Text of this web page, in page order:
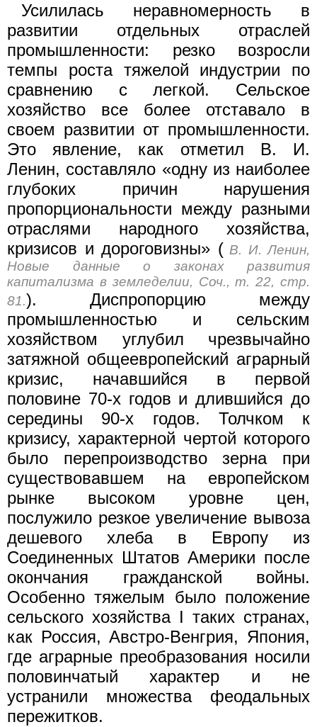
Усилилась неравномерность в
развитии отдельных отраслей
промышленности: резко возросли
темпы роста тяжелой индустрии по
сравнению с легкой. Сельское
хозяйство все более отставало в
своем развитии от промышленности.
Это явление, как отметил В. И.
Ленин, составляло «одну из наиболее
глубоких причин нарушения
пропорциональности между разными
отраслями народного хозяйства,
кризисов и дороговизны» ( В. И. Ленин,
Новые данные о законах развития
капитализма в земледелии, Соч., т. 22, стр.
81.). Диспропорцию между
промышленностью и сельским
хозяйством углубил чрезвычайно
затяжной общеевропейский аграрный
кризис, начавшийся в первой
половине 70-х годов и длившийся до
середины 90-х годов. Толчком к
кризису, характерной чертой которого
было перепроизводство зерна при
существовавшем на европейском
рынке высоком уровне цен,
послужило резкое увеличение вывоза
дешевого хлеба в Европу из
Соединенных Штатов Америки после
окончания гражданской войны.
Особенно тяжелым было положение
сельского хозяйства I таких странах,
как Россия, Австро-Венгрия, Япония,
где аграрные преобразования носили
половинчатый характер и не
устранили множества феодальных
пережитков.